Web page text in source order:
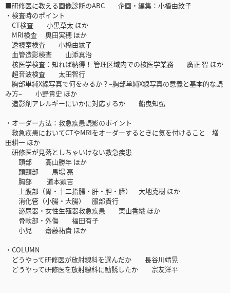
■研修医に教える画像診断のABC 企画・編集：小橋由紋子
・検査時のポイント
CT検査 小黒草太 ほか
MRI検査 奥田実穂 ほか
透視室検査 小橋由紋子
血管造影検査 山添真治
核医学検査：知れば納得！ 管理区域内での核医学業務 廣正 智 ほか
超音波検査 太田智行
胸部単純X線写真で何をみるか？–胸部単純X線写真の意義と基本的な読
み方– 小野貴史 ほか
造影剤アレルギーにいかに対応するか 船曳知弘
・オーダー方法：救急疾患読影のポイント
救急疾患においてCTやMRIをオーダーするときに気を付けること 増
田耕一 ほか
研修医が見落としちゃいけない救急疾患
頭部 高山勝年 ほか
頭頸部 馬場 亮
胸部 道本顕吉
上腹部（胃・十二指腸・肝・胆・膵） 大地克樹 ほか
消化管（小腸・大腸） 服部貴行
泌尿器・女性生殖器救急疾患 栗山香織 ほか
骨軟部・外傷 福田有子
小児 齋藤祐貴 ほか
・COLUMN
どうやって研修医が放射線科を選んだか 長谷川靖晃
どうやって研修医を放射線科に勧誘したか 宗友洋平